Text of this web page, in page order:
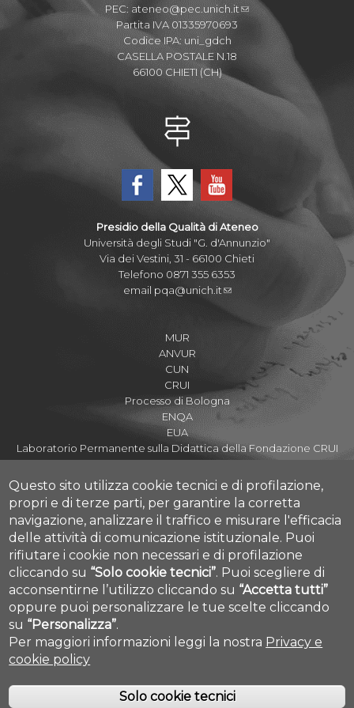
PEC: ateneo@pec.unich.it
Partita IVA 01335970693
Codice IPA: uni_gdch
CASELLA POSTALE N.18
66100 CHIETI (CH)
Presidio della Qualità di Ateneo
Università degli Studi "G. d'Annunzio"
Via dei Vestini, 31 - 66100 Chieti
Telefono 0871 355 6353
email pqa@unich.it
MUR
ANVUR
CUN
CRUI
Processo di Bologna
ENQA
EUA
Laboratorio Permanente sulla Didattica della Fondazione CRUI
Assicurazione della Qualità di Ateneo
Nucleo di Valutazione
Amministrazione Trasparente
Parla con noi
Cookie settings
Credits
Questo sito utilizza cookie tecnici e di profilazione,
propri e di terze parti, per garantire la corretta
navigazione, analizzare il traffico e misurare l'efficacia
delle attività di comunicazione istituzionale. Puoi
rifiutare i cookie non necessari e di profilazione
cliccando su “Solo cookie tecnici”. Puoi scegliere di
acconsentirne l’utilizzo cliccando su “Accetta tutti”
oppure puoi personalizzare le tue scelte cliccando
su “Personalizza”.
Per maggiori informazioni leggi la nostra Privacy e
cookie policy
Solo cookie tecnici